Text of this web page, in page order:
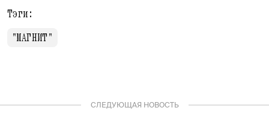
Тэги:
"МАГНИТ"
СЛЕДУЮЩАЯ НОВОСТЬ